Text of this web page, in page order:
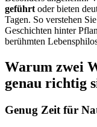
geführt oder bieten
Tagen. So verstehen
Geschichten hinter
berühmten
Warum zwei
genau richtig
Genug Zeit für